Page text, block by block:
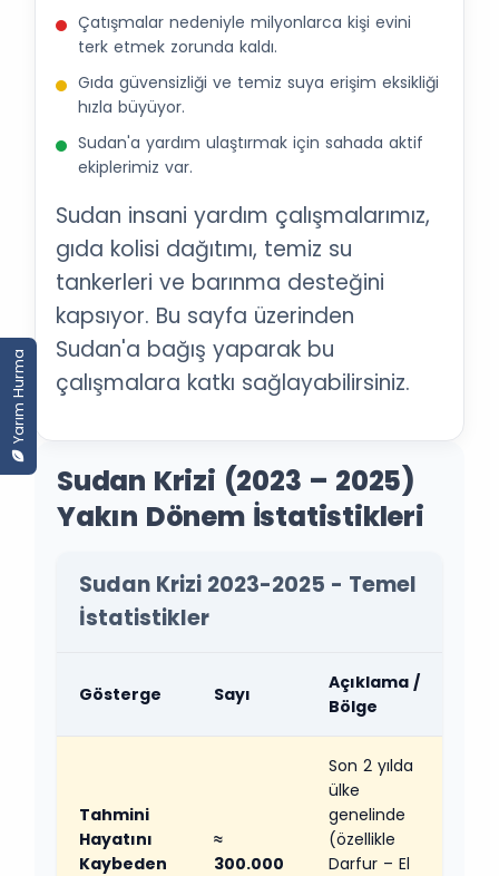
Yarım Hurma
Çatışmalar nedeniyle milyonlarca kişi evini
terk etmek zorunda kaldı.
Gıda güvensizliği ve temiz suya erişim eksikliği
hızla büyüyor.
Sudan'a yardım ulaştırmak için sahada aktif
ekiplerimiz var.
Sudan insani yardım çalışmalarımız,
gıda kolisi dağıtımı, temiz su
tankerleri ve barınma desteğini
kapsıyor. Bu sayfa üzerinden
Sudan'a bağış yaparak bu
çalışmalara katkı sağlayabilirsiniz.
Sudan Krizi (2023 – 2025)
Yakın Dönem İstatistikleri
Sudan Krizi 2023-2025 - Temel
İstatistikler
Gösterge Sayı
Açıklama /
Bölge
Tahmini
Hayatını
Kaybeden
≈
300.000
Son 2 yılda
ülke
genelinde
(özellikle
Darfur – El